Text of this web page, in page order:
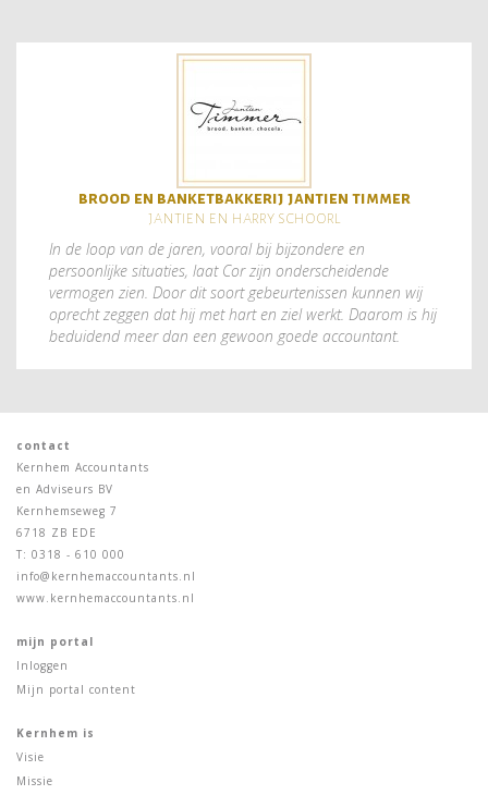
brood en banketbakkerij jantien timmer
jantien en harry schoorl
In de loop van de jaren, vooral bij bijzondere en
persoonlijke situaties, laat Cor zijn onderscheidende
vermogen zien. Door dit soort gebeurtenissen kunnen wij
oprecht zeggen dat hij met hart en ziel werkt. Daarom is hij
beduidend meer dan een gewoon goede accountant.
contact
Kernhem Accountants
en Adviseurs BV
Kernhemseweg 7
6718 ZB EDE
T: 0318 - 610 000
info@kernhemaccountants.nl
www.kernhemaccountants.nl
mijn portal
Inloggen
Mijn portal content
Kernhem is
Visie
Missie